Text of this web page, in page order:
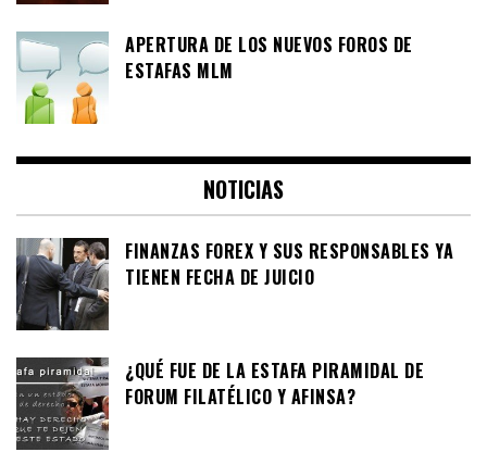
APERTURA DE LOS NUEVOS FOROS DE
ESTAFAS MLM
NOTICIAS
FINANZAS FOREX Y SUS RESPONSABLES YA
TIENEN FECHA DE JUICIO
¿QUÉ FUE DE LA ESTAFA PIRAMIDAL DE
FORUM FILATÉLICO Y AFINSA?